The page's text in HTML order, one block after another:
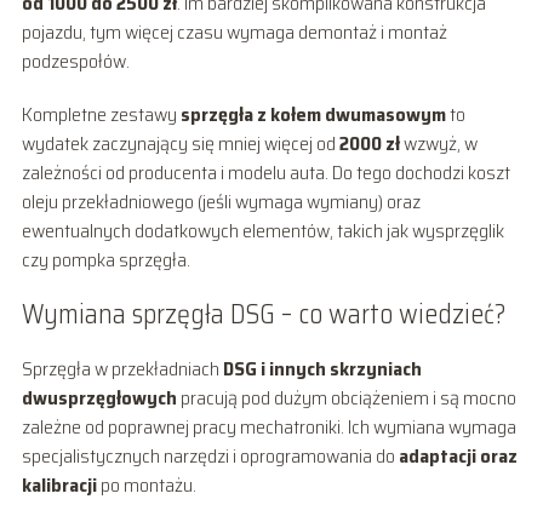
pojazdu, tym więcej czasu wymaga demontaż i montaż
podzespołów.
Kompletne zestawy sprzęgła z kołem dwumasowymto
wydatek zaczynający się mniej więcej od2000 złwzwyż, w
zależności od producenta i modelu auta. Do tego dochodzi koszt
oleju przekładniowego (jeśli wymaga wymiany) oraz
ewentualnych dodatkowych elementów, takich jak wysprzęglik
czy pompka sprzęgła.
Wymiana sprzęgła DSG – co warto wiedzieć?
Sprzęgła w przekładniach DSG i innych skrzyniach
dwusprzęgłowych pracują pod dużym obciążeniem i są mocno
zależne od poprawnej pracy mechatroniki. Ich wymiana wymaga
specjalistycznych narzędzi i oprogramowania do adaptacji oraz
kalibracjipo montażu.